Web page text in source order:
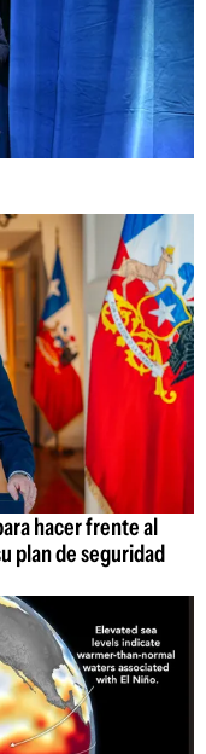
hacer frente al
plan de seguridad